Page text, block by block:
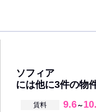
ソフィア
には他に3件の物
賃料 9.6～